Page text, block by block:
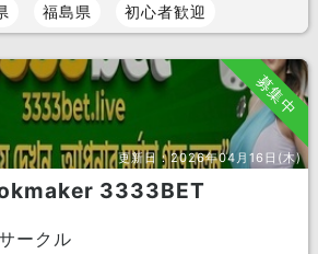
福島県 初心者歓迎
募集中
更新日：2026年04月16日(木)
3333BET
ークル